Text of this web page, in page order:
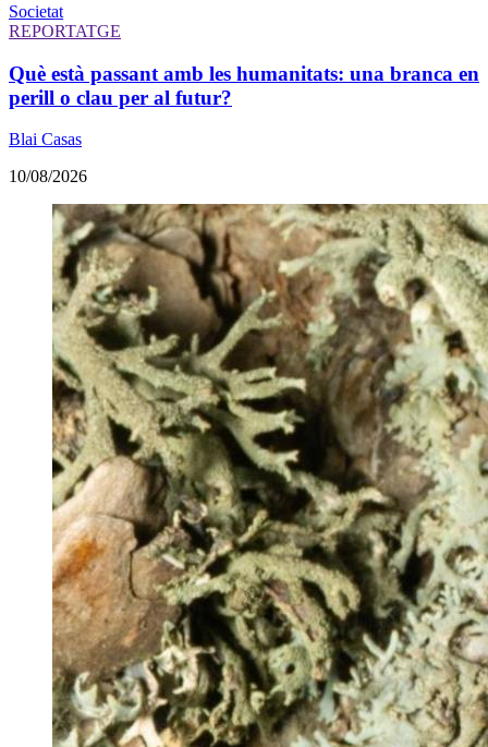
Societat
REPORTATGE
Què està passant amb les humanitats: una branca en
perill o clau per al futur?
Blai Casas
10/08/2026